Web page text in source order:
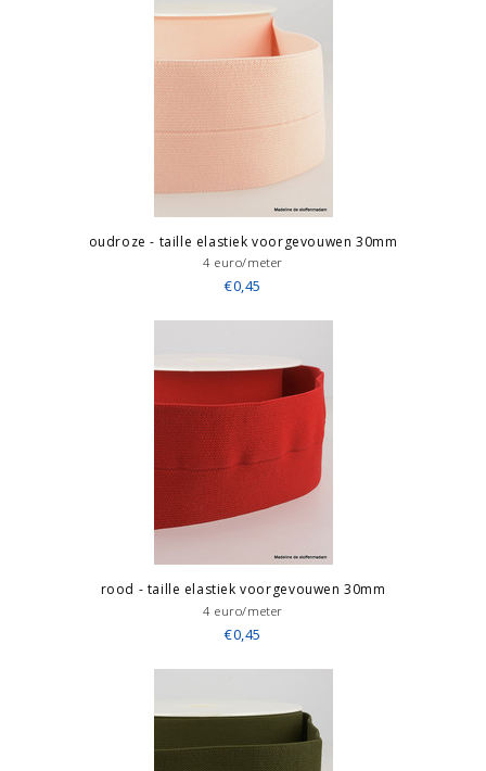
oudroze - taille elastiek voorgevouwen 30mm
4 euro/meter
€0,45
rood - taille elastiek voorgevouwen 30mm
4 euro/meter
€0,45